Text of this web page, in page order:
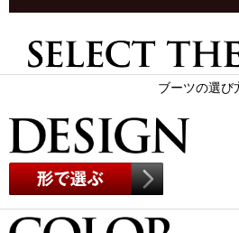
ブーツの選び